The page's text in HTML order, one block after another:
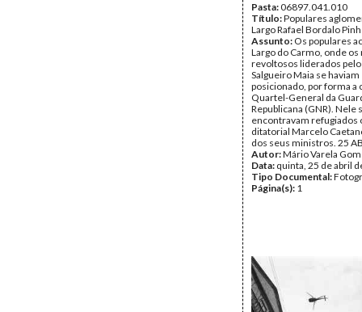
Pasta:06897.041.010
Título:Populares
Largo Rafael Bordalo
Assunto: Os populares
Largo do Carmo, onde
revoltosos liderados pelo
Salgueiro Maia se haviam
posicionado, por forma a
Quartel-General da
Republicana (GNR). Nele
encontravam refugiados
ditatorial Marcelo
dos seus ministros. 25
Autor:Mário Varela
Data: quinta, 25 de abril
Tipo Documental:
Página(s): 1